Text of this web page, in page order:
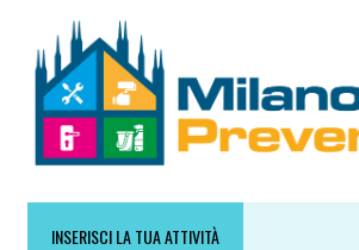
INSERISCI LA TUA ATTIVITÀ